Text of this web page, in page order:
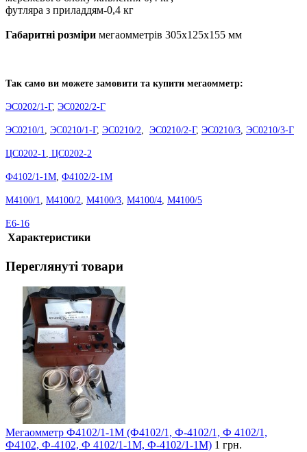
футляра з приладдям-0,4 кг
Габаритні розміри мегаомметрів 305х125х155 мм
Так само ви можете замовити та купити мегаомметр:
ЭС0202/1-Г, ЭС0202/2-Г
ЭС0210/1 ЭС0210/1-Г, ЭС0210/2 ЭС0210/2-Г, ЭС0210/3 ЭС0210/3-Г
ЦС0202-1 ЦС0202-2
Ф4102/1-1М Ф4102/2-1М
М4100/1 М4100/2 М4100/3 М4100/4 М4100/5
Е6-16
Характеристики
Переглянуті товари
Мегаомметр Ф4102/1-1М (Ф4102/1, Ф-4102/1, Ф 4102/1,
Ф4102, Ф-4102, Ф 4102/1-1М, Ф-4102/1-1М) 1 грн.